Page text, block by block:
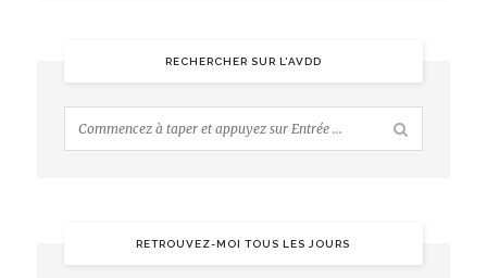
RECHERCHER SUR L’AVDD
RETROUVEZ-MOI TOUS LES JOURS